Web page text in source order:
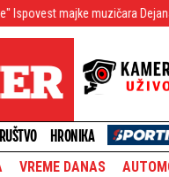
muzičara Dejana Mitrovića ledi
HRONIKA
VREME DANAS